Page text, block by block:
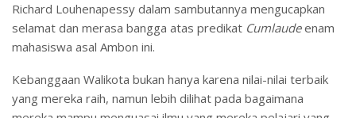
Richard Louhenapessy dalam sambutannya mengucapkan
selamat dan merasa bangga atas predikat Cumlaudeenam
mahasiswa asal Ambon ini.
Kebanggaan Walikota bukan hanya karena nilai-nilai terbaik
yang mereka raih, namun lebih dilihat pada bagaimana